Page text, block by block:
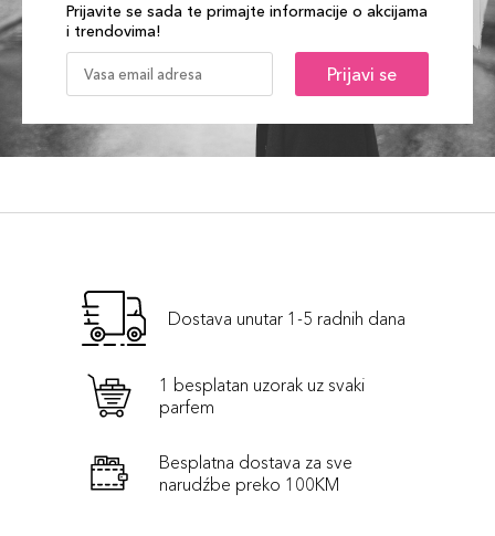
Prijavite se sada te primajte informacije o akcijama
i trendovima!
Prijavi se
Dostava unutar 1-5 radnih dana
1 besplatan uzorak uz svaki
parfem
Besplatna dostava za sve
narudźbe preko 100KM